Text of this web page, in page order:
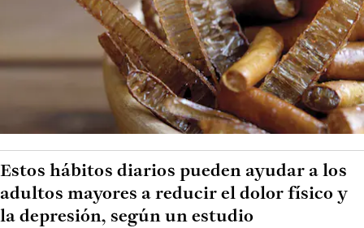
Estos hábitos diarios pueden ayudar a los
adultos mayores a reducir el dolor físico y
la depresión, según un estudio